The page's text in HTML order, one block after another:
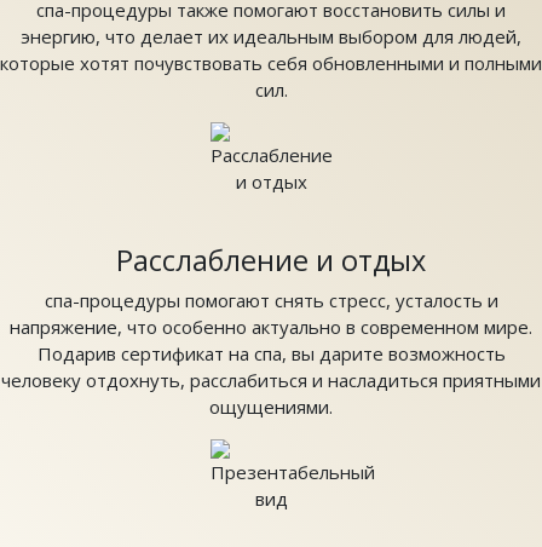
спа-процедуры также помогают восстановить силы и
энергию, что делает их идеальным выбором для людей,
которые хотят почувствовать себя обновленными и полными
сил.
Расслабление и отдых
спа-процедуры помогают снять стресс, усталость и
напряжение, что особенно актуально в современном мире.
Подарив сертификат на спа, вы дарите возможность
человеку отдохнуть, расслабиться и насладиться приятными
ощущениями.